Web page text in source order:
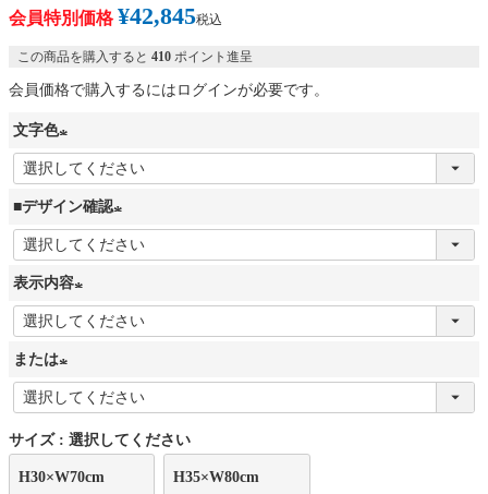
会員特別価格 ¥42,845税込
この商品を購入すると 410 ポイント進呈
会員価格で購入するにはログインが必要です。
文字色
)
■デザイン確認
(
)
表示内容
(
)
または
須
)
サイズ 選択してください
H30×W70cm H35×W80cm